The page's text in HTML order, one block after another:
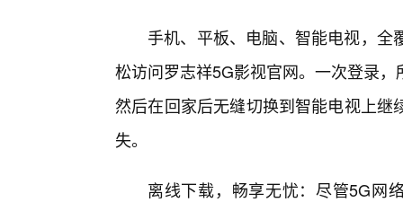
手机、平板、电脑、智能电视，全
松访问罗志祥5G影视官网。一次登录
然后在回家后无缝切换到智能电视上
失。
离线下载，畅享无忧：尽管5G网